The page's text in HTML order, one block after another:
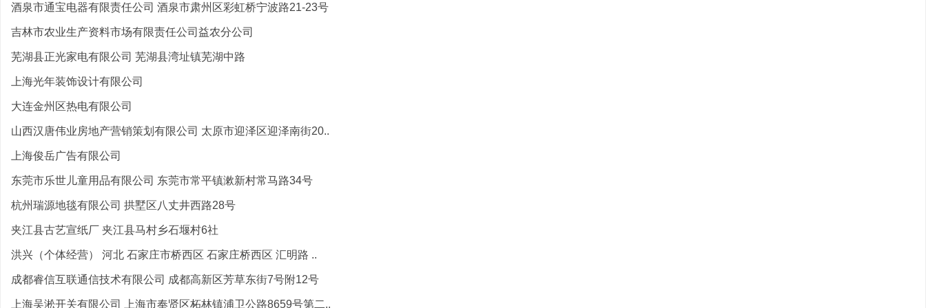
酒泉市通宝电器有限责任公司 酒泉市肃州区彩虹桥宁波路21-23号
吉林市农业生产资料市场有限责任公司益农分公司
芜湖县正光家电有限公司 芜湖县湾址镇芜湖中路
上海光年装饰设计有限公司
大连金州区热电有限公司
山西汉唐伟业房地产营销策划有限公司 太原市迎泽区迎泽南街20..
上海俊岳广告有限公司
东莞市乐世儿童用品有限公司 东莞市常平镇漱新村常马路34号
杭州瑞源地毯有限公司 拱墅区八丈井西路28号
夹江县古艺宣纸厂 夹江县马村乡石堰村6社
洪兴（个体经营） 河北 石家庄市桥西区 石家庄桥西区 汇明路 ..
成都睿信互联通信技术有限公司 成都高新区芳草东街7号附12号
上海吴淞开关有限公司 上海市奉贤区柘林镇浦卫公路8659号第二..